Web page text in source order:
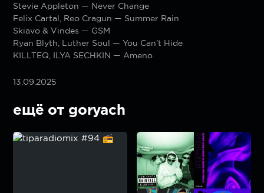
Stevie Appleton — Never Change
Felix Cartal, Reo Cragun — Summer Rain
Skiavo & Vindes — GSM
Ryan Blyth, Luther Soul — You Can’t Hide
KILLTEQ, ILYA SECHKIN — Ameno
13.09.2025
ещё от goryach